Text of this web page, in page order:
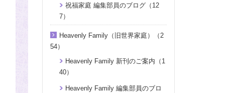
祝福家庭 編集部員のブログ（12
7）
Heavenly Family（旧世界家庭）（2
54）
Heavenly Family 新刊のご案内（1
40）
Heavenly Family 編集部員のブロ